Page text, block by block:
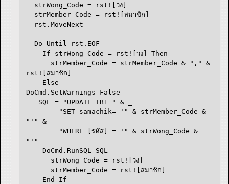
strWong_Code = rst![วง]
strMember_Code = rst![สมาชิก]
rst.MoveNext
Do Until rst.EOF
If strWong_Code = rst![วง] Then
strMember_Code = strMember_Code & "," &
rst![สมาชิก]
Else
DoCmd.SetWarnings False
SQL = "UPDATE TB1 " & _
"SET samachik= '" & strMember_Code &
"'" & _
"WHERE [รหัส] = '" & strWong_Code &
"'"
DoCmd.RunSQL SQL
strWong_Code = rst![วง]
strMember_Code = rst![สมาชิก]
End If